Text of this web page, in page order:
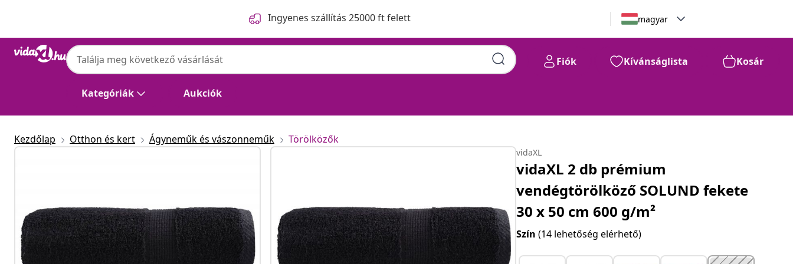
Ingyenes szállítás 25000 ft felett magyar
Kategóriák Aukciók
Fiók Kívánságlista Kosár
Kezdőlap Otthon és kert Ágyneműk és vászonneműk Törölközők
vidaXL
vidaXL 2 db prémium
vendégtörölköző SOLUND fekete
30 x 50 cm 600 g/m²
Szín(14 lehetőség elérhető)